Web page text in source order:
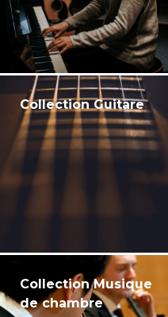
Collection Guitare
Collection Musique
de chambre